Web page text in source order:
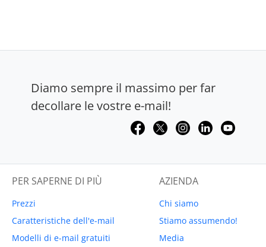
Diamo sempre il massimo per far
decollare le vostre e-mail!
PER SAPERNE DI PIÙ
Prezzi
Caratteristiche dell'e-mail
Modelli di e-mail gratuiti
AZIENDA
Chi siamo
Stiamo assumendo!
Media